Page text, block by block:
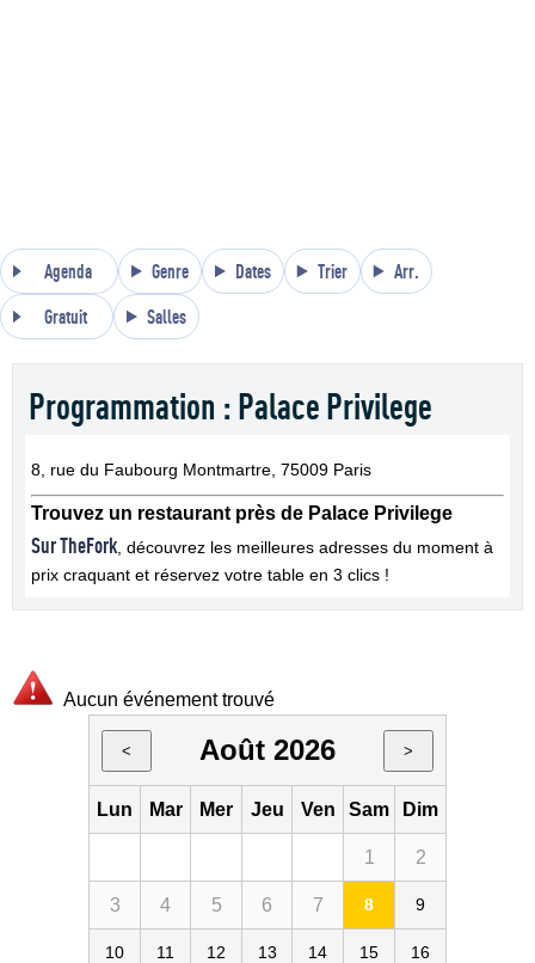
Agenda Genre Dates Trier Arr.
Gratuit Salles
Programmation : Palace Privilege
8, rue du Faubourg Montmartre, 75009 Paris
Trouvez un restaurant près de Palace Privilege
Sur TheFork , découvrez les meilleures adresses du moment à
prix craquant et réservez votre table en 3 clics !
Aucun événement trouvé
< Août 2026 >
Lun Mar Mer Jeu Ven Sam Dim
1 2
3 4 5 6 7 8 9
10 11 12 13 14 15 16